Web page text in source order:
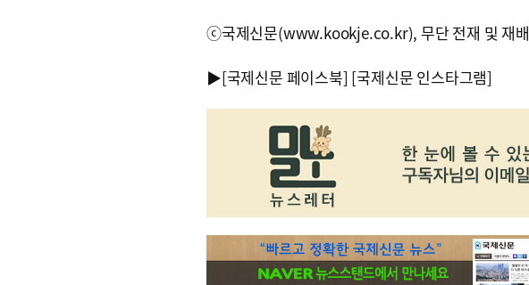
ⓒ국제신문(www.kookje.co.kr), 무단 전재 및 재
▶[국제신문 페이스북] [국제신문 인스타그램]